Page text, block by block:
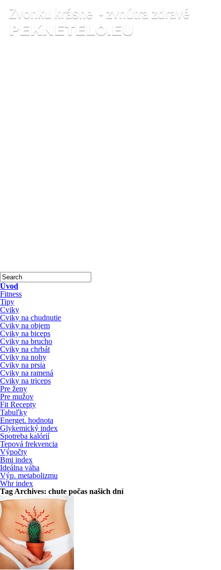
Úvod
Fitness
Tipy
Cviky
Cviky na chudnutie
Cviky na objem
Cviky na biceps
Cviky na brucho
Cviky na chrbát
Cviky na nohy
Cviky na prsia
Cviky na ramená
Cviky na triceps
Pre ženy
Pre mužov
Fit Recepty
Tabuľky
Energet. hodnota
Glykemický index
Spotreba kalórií
Tepová frekvencia
Výpočty
Bmi index
Ideálna váha
Výp. metabolizmu
Whr index
Tag Archives: chute počas našich dní